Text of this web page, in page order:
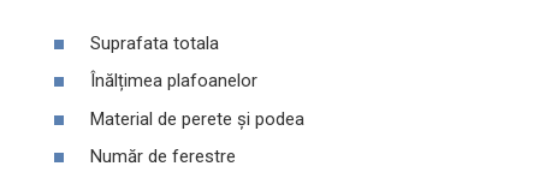
Suprafata totala
Înălțimea plafoanelor
Material de perete și podea
Număr de ferestre